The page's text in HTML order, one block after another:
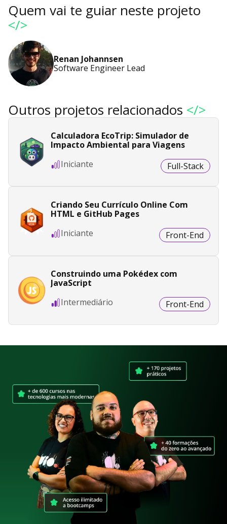
Quem vai te guiar neste projeto
</>
Renan Johannsen
Software Engineer Lead
Outros projetos relacionados </>
Calculadora EcoTrip: Simulador de
Impacto Ambiental para Viagens
Iniciante
Full-Stack
Criando Seu Currículo Online Com
HTML e GitHub Pages
Iniciante
Front-End
Construindo uma Pokédex com
JavaScript
Intermediário
Front-End